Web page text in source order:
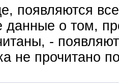
появляются
данные о том,
-
не прочитано